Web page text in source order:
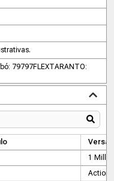
79797FLEXTARANTO:
Versão
1
Action